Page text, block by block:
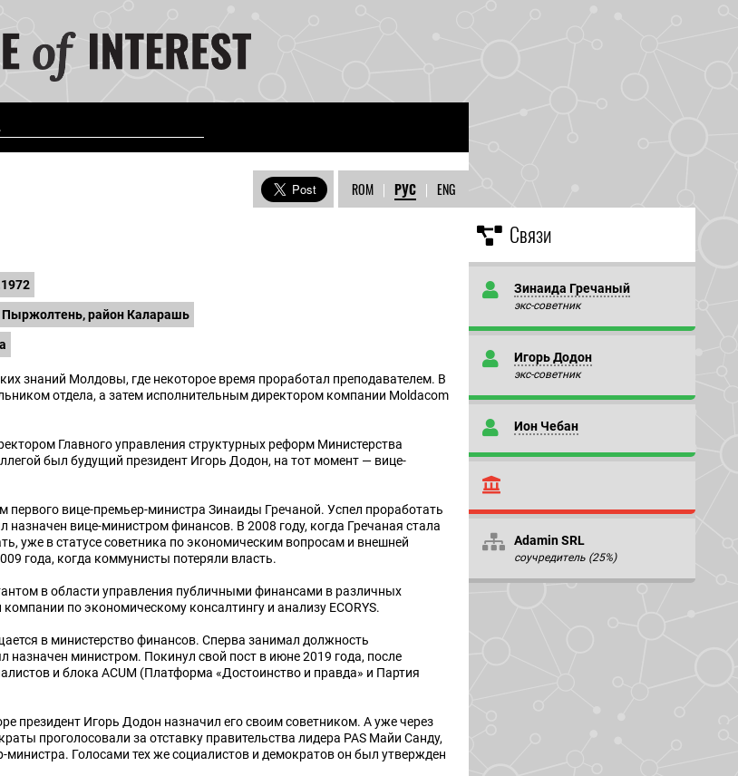
ENG
|
РУС
|
ROM
Пыржолтень, район Каларашь
знаний Молдовы, где некоторое время проработал преподавателем. В
отдела, а затем исполнительным директором компании Moldacom
Главного управления структурных реформ Министерства
был будущий президент Игорь Додон, на тот момент — вице-
первого вице-премьер-министра Зинаиды Гречаной. Успел проработать
назначен вице-министром финансов. В 2008 году, когда Гречаная стала
уже в статусе советника по экономическим вопросам и внешней
года, когда коммунисты потеряли власть.
в области управления публичными финансами в различных
по экономическому консалтингу и анализу ECORYS.
в министерство финансов. Сперва занимал должность
назначен министром. Покинул свой пост в июне 2019 года, после
и блока ACUM (Платформа «Достоинство и правда» и Партия
президент Игорь Додон назначил его своим советником. А уже через
проголосовали за отставку правительства лидера PAS Майи Санду,
Голосами тех же социалистов и демократов он был утвержден
Связи
Зинаида Гречаный
экс-советник
Игорь Додон
экс-советник
Ион Чебан
Adamin SRL
соучредитель (25%)